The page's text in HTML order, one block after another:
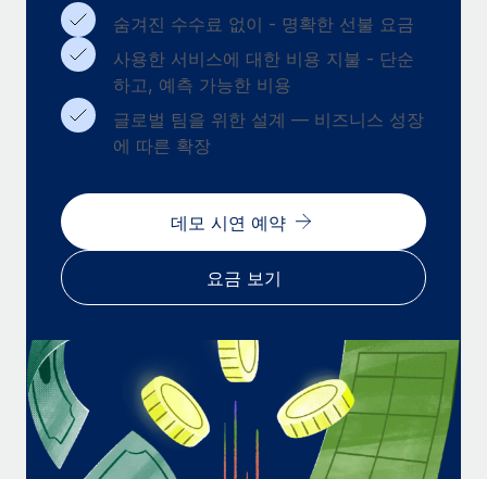
복리후생
손쉬운 직원 복리후생 관리
블로그
Remote 제품 관련 소식: Gusto 및 Xero와의 통합과
Remote Contractor Management Plus
Remote의 사명은 모든 규모의 기업이 전 세계 어디서든 업무에 가
자세히 알아보기
Shootsta가 Remote를 통해 네 개의 시장에서 글로벌
비디오 콘텐츠를 활용한 마케팅이 계속해서 인기를 끌면서, 기업들
에게는 흥미롭고 전문적인 비디오 제작이 어느 때보다 중요해졌습
니다. 그러나 대부분의 회사들은 그렇게 높은 품질의...
자세히 알아보기
숨겨진 수수료 없이 - 명확한 선불 요금
사용한 서비스에 대한 비용 지불 - 단순
하고, 예측 가능한 비용
글로벌 팀을 위한 설계 — 비즈니스 성장
에 따른 확장
데모 시연 예약
요금 보기